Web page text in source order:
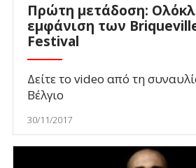
Πρώτη μετάδοση:
εμφάνιση των
Festival
Δείτε το video από τη
Βέλγιο
30/11/2017